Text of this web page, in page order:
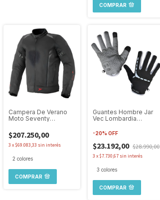
COMPRAR
Campera De Verano
Moto Seventy
Hombre
$207.250,00
3 x $69.083,33 sin interés
2 colores
COMPRAR
Guantes Hombre Jar
Vec Lombardia
-20% OFF
$23.192,00 $28.990,00
3 x $7.730,67 sin interés
3 colores
COMPRAR